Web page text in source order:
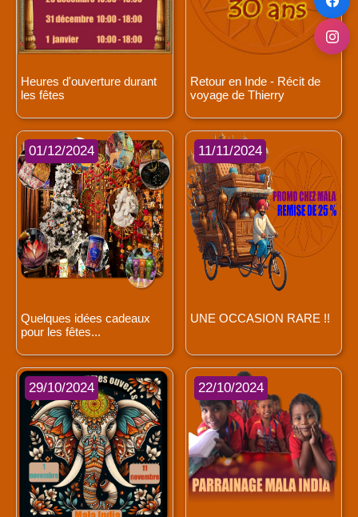
Heures d'ouverture durant
les fêtes
Retour en Inde - Récit de
voyage de Thierry
01/12/2024
Quelques idées cadeaux
pour les fêtes...
11/11/2024
UNE OCCASION RARE !!
29/10/2024 22/10/2024